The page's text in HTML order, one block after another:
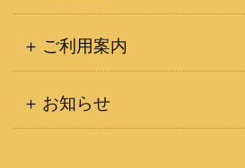
ご利用案内
お知らせ